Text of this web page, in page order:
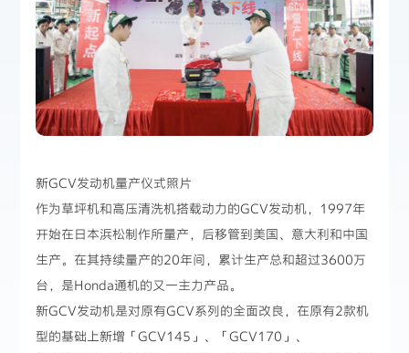
新闻资讯
新GCV发动机量产仪式照片
作为草坪机和高压清洗机搭载动力的GCV发动机，1997年
开始在日本浜松制作所量产，后移管到美国、意大利和中国
生产。在其持续量产的20年间，累计生产总和超过3600万
台，是Honda通机的又一主力产品。
新GCV发动机是对原有GCV系列的全面改良，在原有2款机
型的基础上新增「GCV145」、「GCV170」、